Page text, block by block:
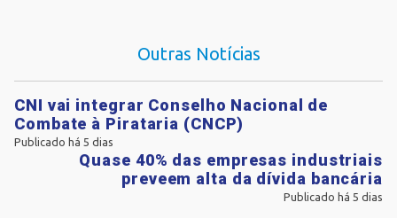
Outras Notícias
CNI vai integrar Conselho Nacional de
Combate à Pirataria (CNCP)
Publicado há 5 dias
Quase 40% das empresas industriais
preveem alta da dívida bancária
Publicado há 5 dias